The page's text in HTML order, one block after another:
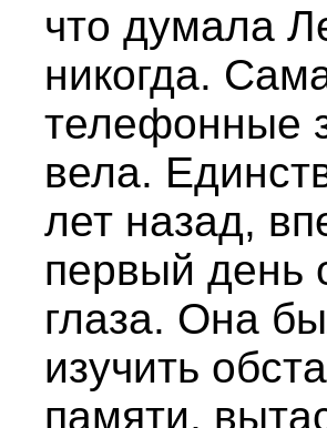
что думала
никогда.
телефонные
вела.
лет назад,
первый день
глаза. Она
изучить
памяти,